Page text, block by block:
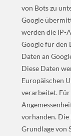
von Bots zu
Google
werden die IP-
Google für den
Daten an
Diese Daten
Europäischen
verarbeitet. Für
vorhanden.
Grundlage von